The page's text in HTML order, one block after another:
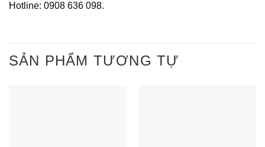
Hotline: 0908 636 098.
SẢN PHẨM TƯƠNG TỰ